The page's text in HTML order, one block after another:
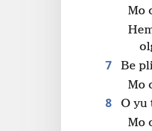
Mo
7
Be
Mo
8 O yu
Mo